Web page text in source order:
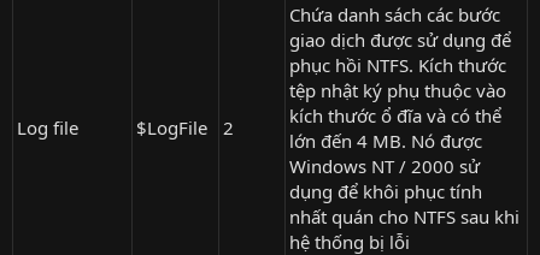
Log file $LogFile 2
Chứa danh sách các bước
giao dịch được sử dụng để
phục hồi NTFS. Kích thước
tệp nhật ký phụ thuộc vào
kích thước ổ đĩa và có thể
lớn đến 4 MB. Nó được
Windows NT / 2000 sử
dụng để khôi phục tính
nhất quán cho NTFS sau khi
hệ thống bị lỗi